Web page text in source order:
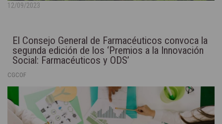
12/09/2023
El Consejo General de Farmacéuticos convoca la
segunda edición de los ‘Premios a la Innovación
Social: Farmacéuticos y ODS’
CGCOF